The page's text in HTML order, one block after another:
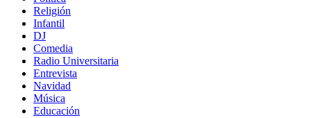
Religión
Infantil
DJ
Comedia
Radio Universitaria
Entrevista
Navidad
Música
Educación